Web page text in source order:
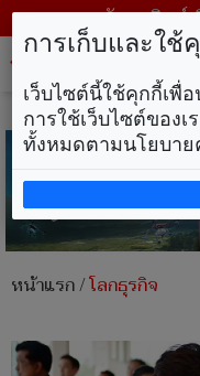
วันอาทิตย์
หน้าแรก/โลกธุรกิจ
การเก็บและใช้
เว็บไซต์นี้ใช้คุกกี้เพื่
การใช้เว็บไซต์ของ
ทั้งหมดตามนโยบาย